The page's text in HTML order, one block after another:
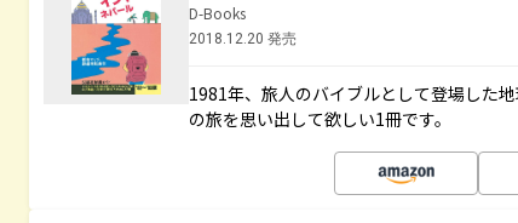
D-Books
2018.12.20 発売
1981年、旅人のバイブルとして登場した
の旅を思い出して欲しい1冊です。